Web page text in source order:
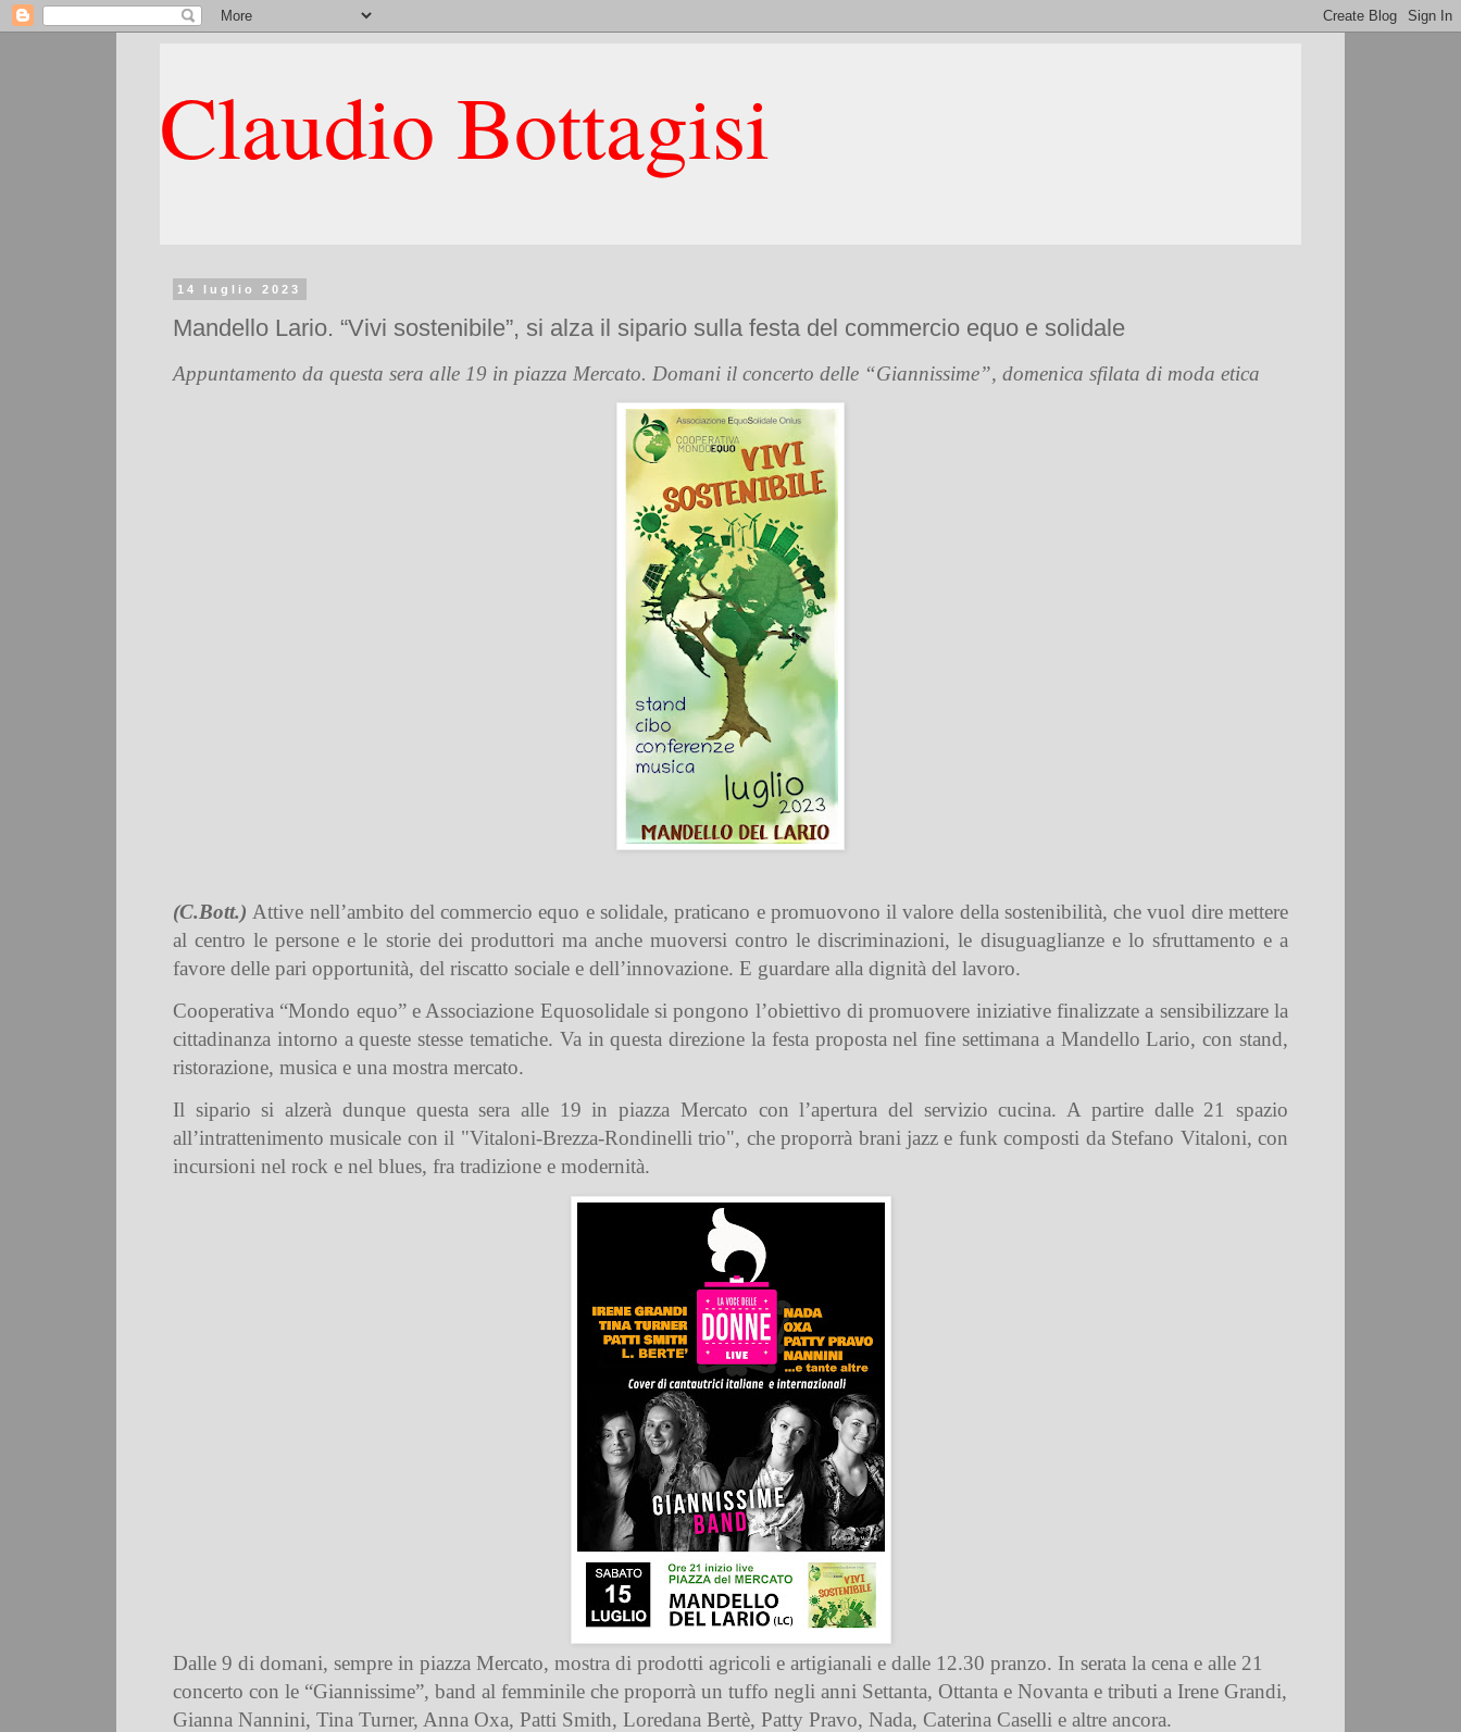
Claudio Bottagisi
14 luglio 2023
Mandello Lario. “Vivi sostenibile”, si alza il sipario sulla festa del commercio equo e solidale
Appuntamento da questa sera alle 19 in piazza Mercato. Domani il concerto delle “Giannissime”, domenica sfilata di moda etica
(C.Bott.) Attive nell’ambito del commercio equo e solidale, praticano e promuovono il valore della sostenibilità, che vuol dire mettere
al centro le persone e le storie dei produttori ma anche muoversi contro le discriminazioni, le disuguaglianze e lo sfruttamento e a
favore delle pari opportunità, del riscatto sociale e dell’innovazione. E guardare alla dignità del lavoro.
Cooperativa “Mondo equo” e Associazione Equosolidale si pongono l’obiettivo di promuovere iniziative finalizzate a sensibilizzare la
cittadinanza intorno a queste stesse tematiche. Va in questa direzione la festa proposta nel fine settimana a Mandello Lario, con stand,
ristorazione, musica e una mostra mercato.
Il sipario si alzerà dunque questa sera alle 19 in piazza Mercato con l’apertura del servizio cucina. A partire dalle 21 spazio
all’intrattenimento musicale con il "Vitaloni-Brezza-Rondinelli trio", che proporrà brani jazz e funk composti da Stefano Vitaloni, con
incursioni nel rock e nel blues, fra tradizione e modernità.
Dalle 9 di domani, sempre in piazza Mercato, mostra di prodotti agricoli e artigianali e dalle 12.30 pranzo. In serata la cena e alle 21
concerto con le “Giannissime”, band al femminile che proporrà un tuffo negli anni Settanta, Ottanta e Novanta e tributi a Irene Grandi,
Gianna Nannini, Tina Turner, Anna Oxa, Patti Smith, Loredana Bertè, Patty Pravo, Nada, Caterina Caselli e altre ancora.